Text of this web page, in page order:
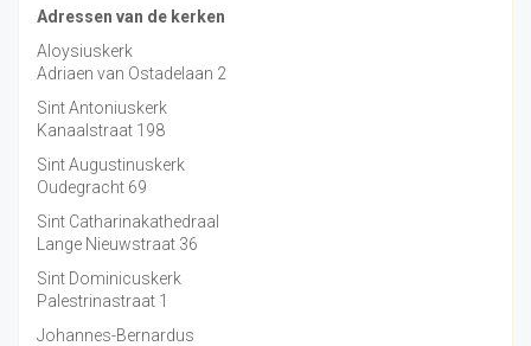
Adressen van de kerken
Aloysiuskerk
Adriaen van Ostadelaan 2
Sint Antoniuskerk
Kanaalstraat 198
Sint Augustinuskerk
Oudegracht 69
Sint Catharinakathedraal
Lange Nieuwstraat 36
Sint Dominicuskerk
Palestrinastraat 1
Johannes-Bernardus